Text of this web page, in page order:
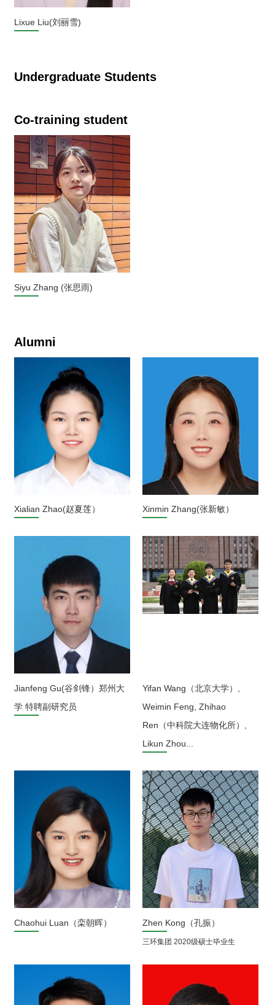
Lixue Liu(刘丽雪)
Undergraduate Students
Co-training student
Siyu Zhang (张思雨)
Alumni
Xialian Zhao(赵夏莲） Xinmin Zhang(张新敏）
Jianfeng Gu(谷剑锋）郑州大
学 特聘副研究员
Yifan Wang（北京大学）,
Weimin Feng, Zhihao
Ren（中科院大连物化所）,
Likun Zhou...
Chaohui Luan（栾朝晖） Zhen Kong（孔振）
三环集团 2020级硕士毕业生